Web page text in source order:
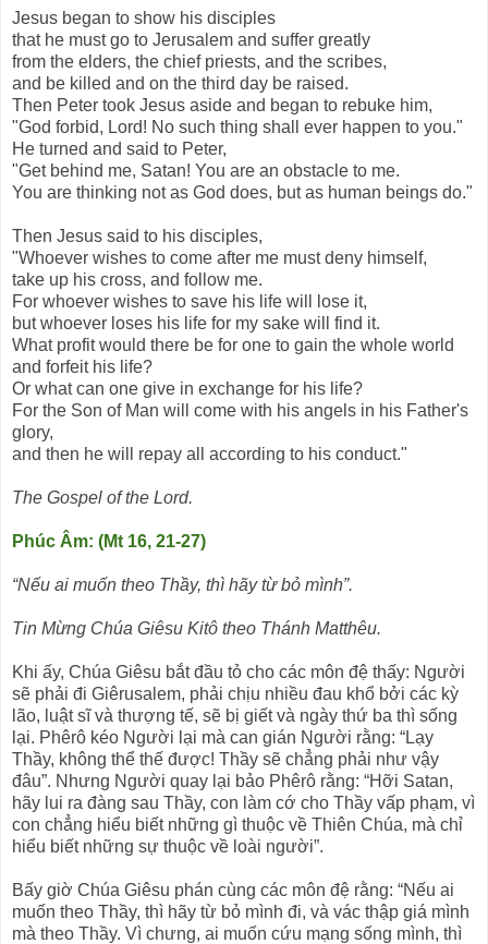
Jesus began to show his disciples
that he must go to Jerusalem and suffer greatly
from the elders, the chief priests, and the scribes,
and be killed and on the third day be raised.
Then Peter took Jesus aside and began to rebuke him,
"God forbid, Lord! No such thing shall ever happen to you."
He turned and said to Peter,
"Get behind me, Satan! You are an obstacle to me.
You are thinking not as God does, but as human beings do."
Then Jesus said to his disciples,
"Whoever wishes to come after me must deny himself,
take up his cross, and follow me.
For whoever wishes to save his life will lose it,
but whoever loses his life for my sake will find it.
What profit would there be for one to gain the whole world
and forfeit his life?
Or what can one give in exchange for his life?
For the Son of Man will come with his angels in his Father's
glory,
and then he will repay all according to his conduct."
The Gospel of the Lord.
Phúc Âm: (Mt 16, 21-27)
“Nếu ai muốn theo Thầy, thì hãy từ bỏ mình”.
Tin Mừng Chúa Giêsu Kitô theo Thánh Matthêu.
Khi ấy, Chúa Giêsu bắt đầu tỏ cho các môn đệ thấy: Người
sẽ phải đi Giêrusalem, phải chịu nhiều đau khổ bởi các kỳ
lão, luật sĩ và thượng tế, sẽ bị giết và ngày thứ ba thì sống
lại. Phêrô kéo Người lại mà can gián Người rằng: “Lạy
Thầy, không thể thế được! Thầy sẽ chẳng phải như vậy
đâu”. Nhưng Người quay lại bảo Phêrô rằng: “Hỡi Satan,
hãy lui ra đàng sau Thầy, con làm cớ cho Thầy vấp phạm, vì
con chẳng hiểu biết những gì thuộc về Thiên Chúa, mà chỉ
hiểu biết những sự thuộc về loài người”.
Bấy giờ Chúa Giêsu phán cùng các môn đệ rằng: “Nếu ai
muốn theo Thầy, thì hãy từ bỏ mình đi, và vác thập giá mình
mà theo Thầy. Vì chưng, ai muốn cứu mạng sống mình, thì